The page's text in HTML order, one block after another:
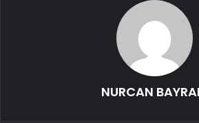
NURCAN